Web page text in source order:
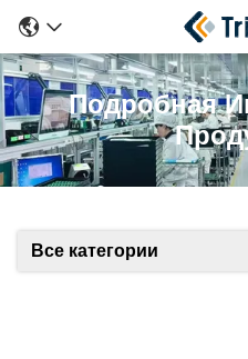
Подробная
Все категории